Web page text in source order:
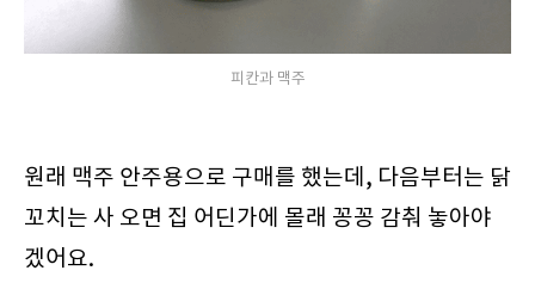
피칸과 맥주
원래 맥주 안주용으로 구매를 했는데, 다음부터는 닭
꼬치는 사 오면 집 어딘가에 몰래 꽁꽁 감춰 놓아야
겠어요.